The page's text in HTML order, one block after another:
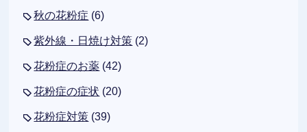
秋の花粉症 (6)
紫外線・日焼け対策 (2)
花粉症のお薬 (42)
花粉症の症状 (20)
花粉症対策 (39)